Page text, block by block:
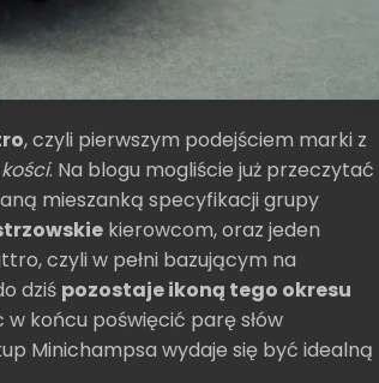
, czyli pierwszym podejściem marki z
. Na blogu mogliście już przeczytać
mieszanką specyfikacji grupy
kierowcom, oraz jeden
czyli w pełni bazującym na
dziś pozostaje ikoną tego okresu
w końcu poświęcić parę słów
Minichampsa wydaje się być idealną